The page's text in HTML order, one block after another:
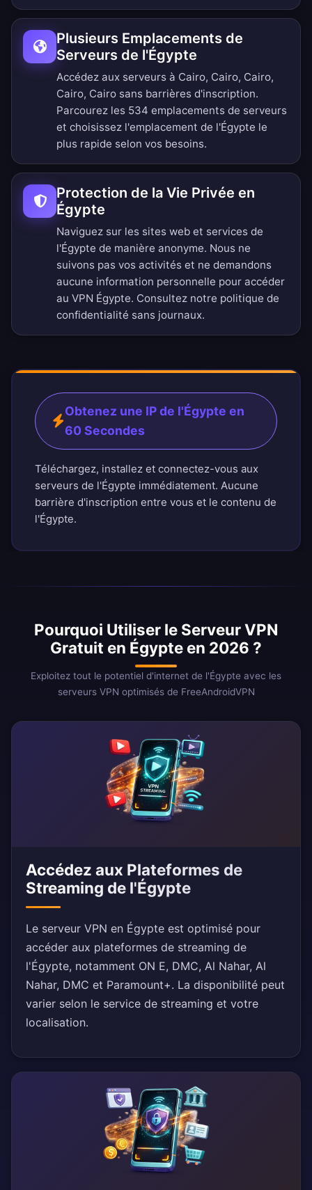
Plusieurs Emplacements de
Serveurs de l'Égypte
Accédez aux serveurs à Cairo, Cairo, Cairo,
Cairo, Cairo sans barrières d'inscription.
Parcourez les 534 emplacements de serveurs
et choisissez l'emplacement de l'Égypte le
plus rapide selon vos besoins.
Protection de la Vie Privée en
Égypte
Naviguez sur les sites web et services de
l'Égypte de manière anonyme. Nous ne
suivons pas vos activités et ne demandons
aucune information personnelle pour accéder
au VPN Égypte. Consultez notre politique de
confidentialité sans journaux.
Obtenez une IP de l'Égypte en
60 Secondes
Téléchargez, installez et connectez-vous aux
serveurs de l'Égypte immédiatement. Aucune
barrière d'inscription entre vous et le contenu de
l'Égypte.
Pourquoi Utiliser le Serveur VPN
Gratuit en Égypte en 2026 ?
Exploitez tout le potentiel d'internet de l'Égypte avec les
serveurs VPN optimisés de FreeAndroidVPN
Accédez aux Plateformes de
Streaming de l'Égypte
Le serveur VPN en Égypte est optimisé pour
accéder aux plateformes de streaming de
l'Égypte, notamment ON E, DMC, Al Nahar, Al
Nahar, DMC et Paramount+. La disponibilité peut
varier selon le service de streaming et votre
localisation.